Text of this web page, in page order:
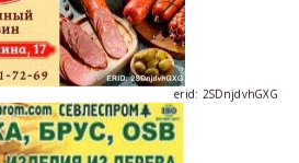
erid: 2SDnjdvhGXG